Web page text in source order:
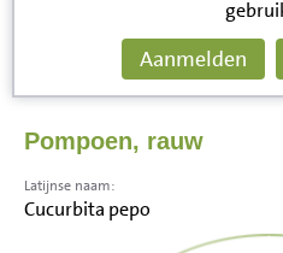
Aanmelden
Pompoen, rauw
Latijnse naam:
Cucurbita pepo